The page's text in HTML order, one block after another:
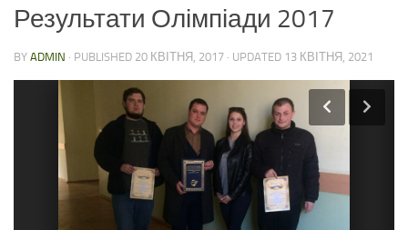
Результати Олімпіади 2017
BY ADMIN · PUBLISHED 20 КВІТНЯ, 2017 · UPDATED 13 КВІТНЯ, 2021